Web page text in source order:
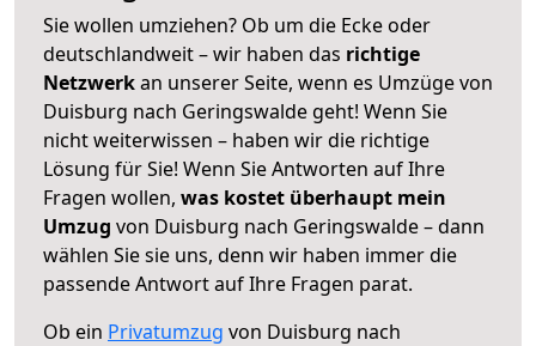
Sie wollen umziehen? Ob um die Ecke oder
deutschlandweit – wir haben das richtige
Netzwerkan unserer Seite, wenn es Umzüge von
Duisburg nach Geringswalde geht! Wenn Sie
nicht weiterwissen – haben wir die richtige
Lösung für Sie! Wenn Sie Antworten auf Ihre
Fragen wollen, was kostet überhaupt mein
Umzug von Duisburg nach Geringswalde – dann
wählen Sie sie uns, denn wir haben immer die
passende Antwort auf Ihre Fragen parat.
Ob ein Privatumzug von Duisburg nach